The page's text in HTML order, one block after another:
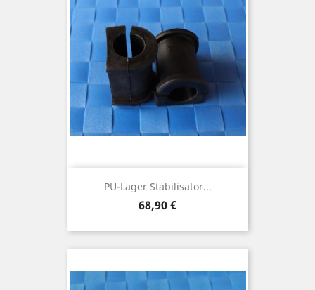
PU-Lager Stabilisator...
Preis
68,90 €